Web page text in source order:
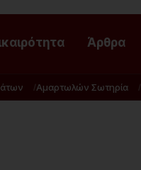
Άρθρα
Αμαρτωλών Σωτηρία